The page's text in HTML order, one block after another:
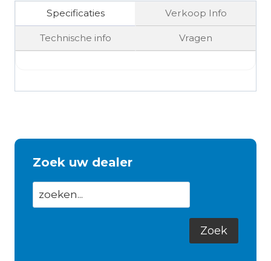
Specificaties Verkoop Info
Technische info Vragen
Zoek uw dealer